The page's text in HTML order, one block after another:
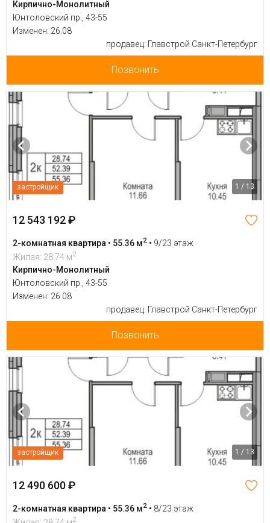
Кирпично-Монолитный
Юнтоловский пр., 43-55
Изменен: 26.08
продавец: Главстрой Санкт-Петербург
Позвонить
застройщик 1 / 13
12 543 192 ₽
2-комнатная квартира • 55.36 м2 • 9/23 этаж
Жилая: 28.74 м2
Кирпично-Монолитный
Юнтоловский пр., 43-55
Изменен: 26.08
продавец: Главстрой Санкт-Петербург
Позвонить
застройщик 1 / 13
12 490 600 ₽
2-комнатная квартира • 55.36 м2 • 8/23 этаж
2